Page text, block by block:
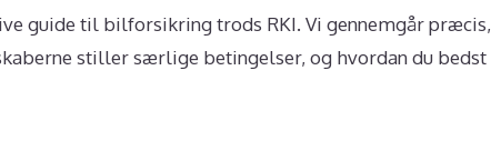
guide til bilforsikring trods RKI. Vi gennemgår præcis,
stiller særlige betingelser, og hvordan du bedst